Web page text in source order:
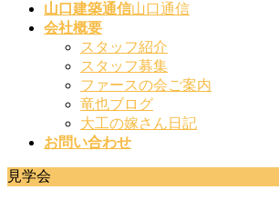
山口建築通信山口通信
会社概要
スタッフ紹介
スタッフ募集
ファースの会ご案内
竜也ブログ
大工の嫁さん日記
お問い合わせ
見学会